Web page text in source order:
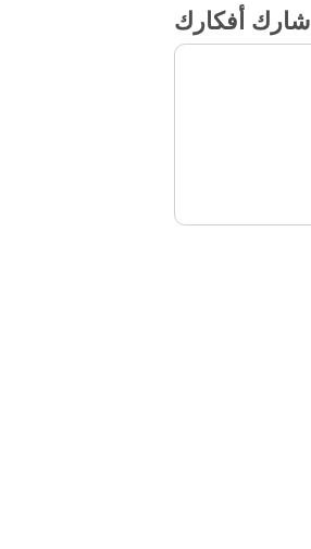
شارك أفكارك